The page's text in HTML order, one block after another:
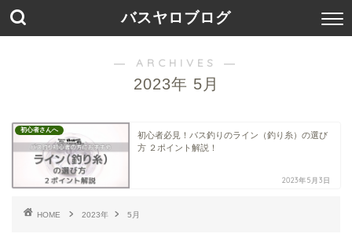
バスヤロブログ
― ARCHIVES ―
2023年 5月
初心者さんへ
初心者必見！バス釣りのライン（釣り糸）の選び
方 ２ポイント解説！
2023年5月3日
HOME 2023年 5月